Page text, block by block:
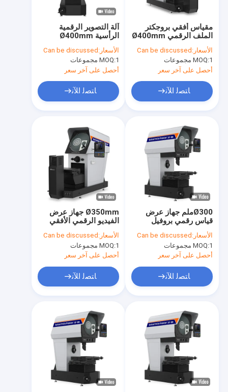
المنتجات
أشرطة فيديو
آلة التصوير الرقمية
الرأسية Ø400mm
على الموافقة المعتمدة
الأسعار: Can be discussed
MOQ:1 مجموعات
أحصل على آخر سعر
ﺎﺘﺼﻟ ﺍﻶﻧ
مقياس أفقي بروجكتر
الملف الرقمي Ø400mm
مدمج في طابعة مصغرة
الأسعار: Can be discussed
MOQ:1 مجموعات
أحصل على آخر سعر
ﺎﺘﺼﻟ ﺍﻶﻧ
Ø350mm جهاز عرض
الفيديو الرقمي الأفقي
مرحلة العمل
الأسعار: Can be discussed
MOQ:1 مجموعات
أحصل على آخر سعر
ﺎﺘﺼﻟ ﺍﻶﻧ
Ø300ملم جهاز عرض
قياس رقمي بروفيل
1510
الأسعار: Can be discussed
MOQ:1 مجموعات
أحصل على آخر سعر
ﺎﺘﺼﻟ ﺍﻶﻧ